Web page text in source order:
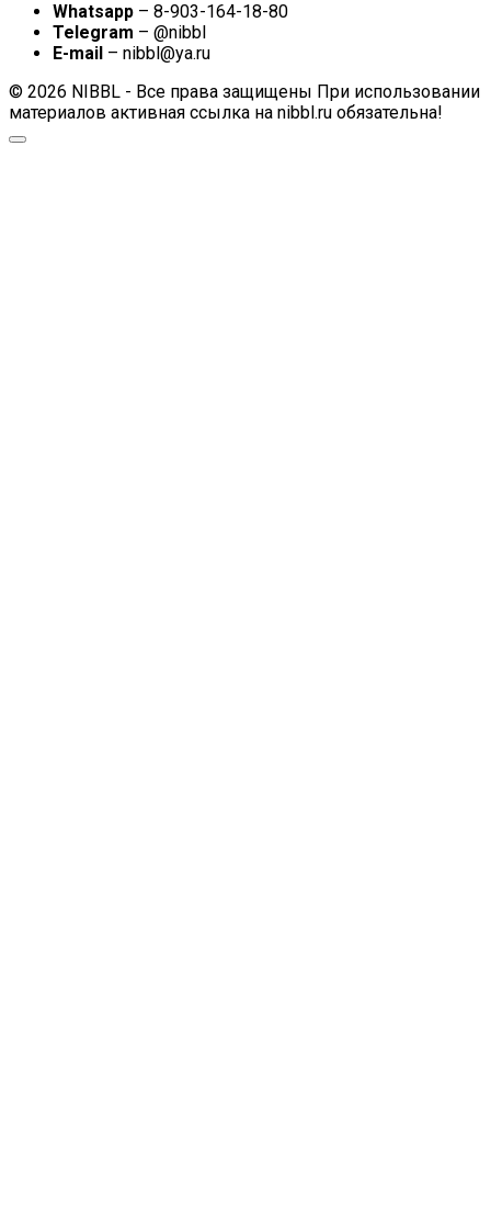
Whatsapp – 8-903-164-18-80
Telegram – @nibbl
E-mail – nibbl@ya.ru
© 2026 NIBBL - Все права защищены При использовании
материалов активная ссылка на nibbl.ru обязательна!